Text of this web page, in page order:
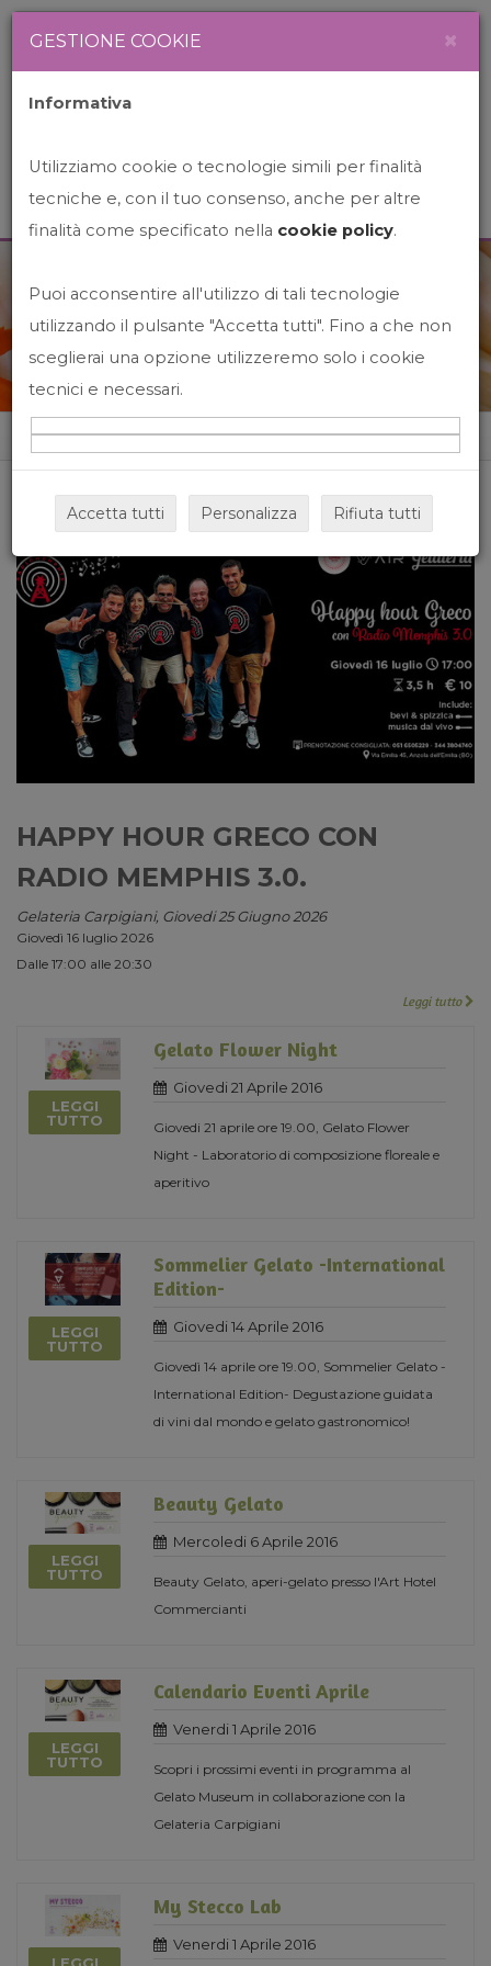
News&Events
Home News&events
HAPPY HOUR GRECO CON
RADIO MEMPHIS 3.0.
Gelateria Carpigiani, Giovedi 25 Giugno 2026
Giovedì 16 luglio 2026
Dalle 17:00 alle 20:30
Leggi tutto
LEGGI
TUTTO
Gelato Flower Night
Giovedi 21 Aprile 2016
Giovedi 21 aprile ore 19.00, Gelato Flower
Night - Laboratorio di composizione floreale e
aperitivo
LEGGI
TUTTO
Sommelier Gelato -International
Edition-
Giovedi 14 Aprile 2016
Giovedì 14 aprile ore 19.00, Sommelier Gelato -
International Edition- Degustazione guidata
di vini dal mondo e gelato gastronomico!
LEGGI
TUTTO
Beauty Gelato
Mercoledi 6 Aprile 2016
Beauty Gelato, aperi-gelato presso l'Art Hotel
Commercianti
LEGGI
TUTTO
Calendario Eventi Aprile
Venerdi 1 Aprile 2016
Scopri i prossimi eventi in programma al
Gelato Museum in collaborazione con la
Gelateria Carpigiani
My Stecco Lab
Venerdi 1 Aprile 2016
GESTIONE COOKIE ×
Informativa
Utilizziamo cookie o tecnologie simili per finalità
tecniche e, con il tuo consenso, anche per altre
finalità come specificato nella cookie policy.
Puoi acconsentire all'utilizzo di tali tecnologie
utilizzando il pulsante "Accetta tutti". Fino a che non
sceglierai una opzione utilizzeremo solo i cookie
tecnici e necessari.
Accetta tutti Personalizza Rifiuta tutti